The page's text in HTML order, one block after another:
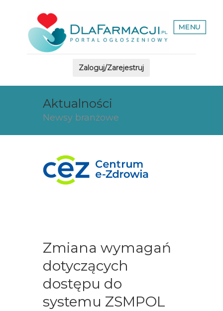
MENU
Zaloguj/Zarejestruj
Aktualności
Newsy branżowe
Zmiana wymagań
dotyczących
dostępu do
systemu ZSMPOL